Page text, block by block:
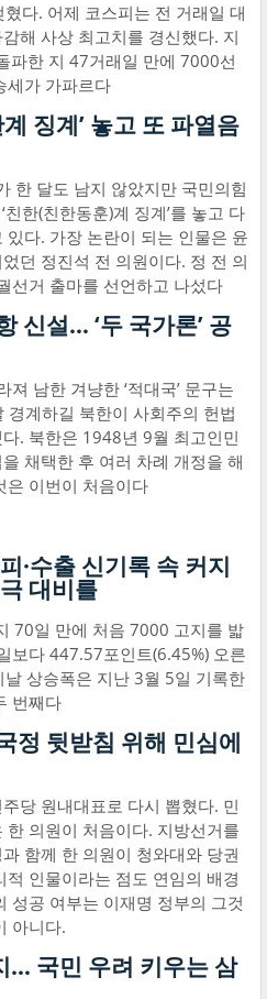
다. 어제 코스피는 전 거래일 대
해 사상 최고치를 경신했다. 지
파한 지 47거래일 만에 7000선
세가 가파르다
계 징계’ 놓고 또 파열음
한 달도 남지 않았지만 국민의힘
친한(친한동훈)계 징계’를 놓고 다
다. 가장 논란이 되는 인물은 윤
던 정진석 전 의원이다. 정 전 의
선거 출마를 선언하고 나섰다
신설… ‘두 국가론’ 공
남한 겨냥한 ‘적대국’ 문구는
경계하길 북한이 사회주의 헌법
. 북한은 1948년 9월 최고인민
채택한 후 여러 차례 개정을 해
은 이번이 처음이다
·수출 신기록 속 커지
대비를
70일 만에 처음 7000 고지를 밟
보다 447.57포인트(6.45%) 오른
상승폭은 지난 3월 5일 기록한
번째다
정 뒷받침 위해 민심에
당 원내대표로 다시 뽑혔다. 민
의원이 처음이다. 지방선거를
함께 한 의원이 청와대와 당권
인물이라는 점도 연임의 배경
성공 여부는 이재명 정부의 그것
아니다.
… 국민 우려 키우는 삼